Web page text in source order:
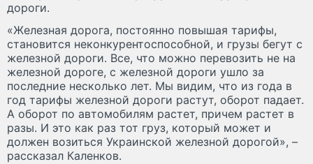
дороги.
«Железная дорога, постоянно повышая тарифы,
становится неконкурентоспособной, и грузы бегут с
железной дороги. Все, что можно перевозить не на
железной дороге, с железной дороги ушло за
последние несколько лет. Мы видим, что из года в
год тарифы железной дороги растут, оборот падает.
А оборот по автомобилям растет, причем растет в
разы. И это как раз тот груз, который может и
должен возиться Украинской железной дорогой», –
рассказал Каленков.